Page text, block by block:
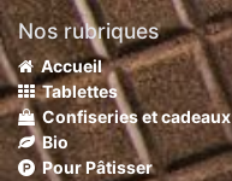
Nos rubriques
Accueil
Tablettes
Confiseries et cadeaux
Bio
Pour Pâtisser